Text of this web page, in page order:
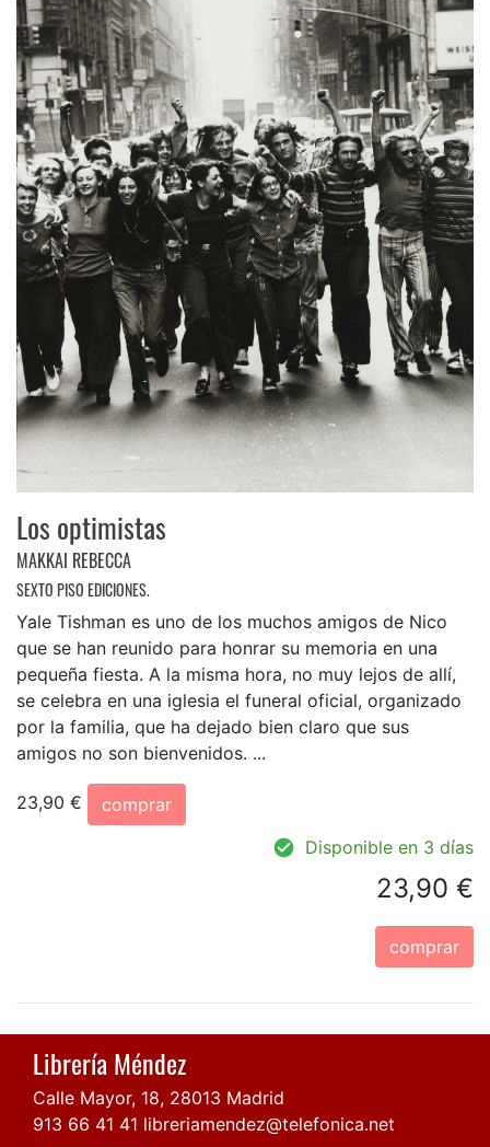
Los optimistas
MAKKAI REBECCA
SEXTO PISO EDICIONES.
Yale Tishman es uno de los muchos amigos de Nico
que se han reunido para honrar su memoria en una
pequeña fiesta. A la misma hora, no muy lejos de allí,
se celebra en una iglesia el funeral oficial, organizado
por la familia, que ha dejado bien claro que sus
amigos no son bienvenidos. ...
23,90 €
comprar
Disponible en 3 días
23,90 €
comprar
Librería Méndez
Calle Mayor, 18, 28013 Madrid
913 66 41 41 libreriamendez@telefonica.net